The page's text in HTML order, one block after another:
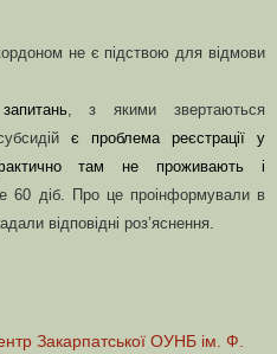
не є підствою для відмови
, з якими звертаються
є проблема реєстрації у
там не проживають і
60 діб. Про це проінформували в
відповідні роз’яснення.
Закарпатської ОУНБ ім. Ф.